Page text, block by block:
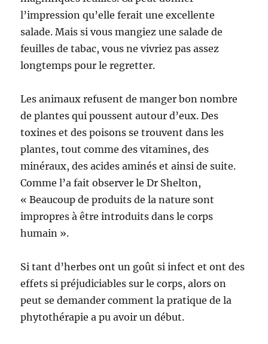
l’impression qu’elle ferait une excellente
salade. Mais si vous mangiez une salade de
feuilles de tabac, vous ne vivriez pas assez
longtemps pour le regretter.
Les animaux refusent de manger bon nombre
de plantes qui poussent autour d’eux. Des
toxines et des poisons se trouvent dans les
plantes, tout comme des vitamines, des
minéraux, des acides aminés et ainsi de suite.
Comme l’a fait observer le Dr Shelton,
« Beaucoup de produits de la nature sont
impropres à être introduits dans le corps
humain ».
Si tant d’herbes ont un goût si infect et ont des
effets si préjudiciables sur le corps, alors on
peut se demander comment la pratique de la
phytothérapie a pu avoir un début.